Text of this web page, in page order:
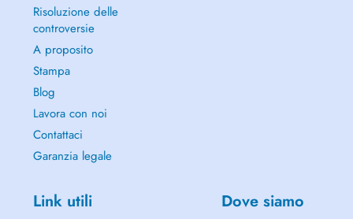
Risoluzione delle
controversie
A proposito
Stampa
Blog
Lavora con noi
Contattaci
Garanzia legale
Link utili Dove siamo